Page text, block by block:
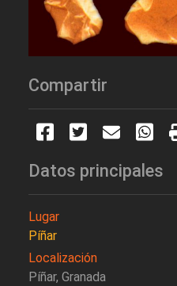
Compartir
Datos principales
Lugar
Píñar
Localización
Píñar, Granada